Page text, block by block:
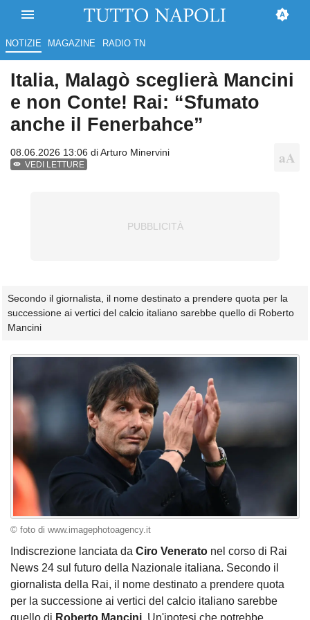
NOTIZIE MAGAZINE RADIO TN
Italia, Malagò sceglierà Mancini
e non Conte! Rai: “Sfumato
anche il Fenerbahce”
08.06.2026 13:06 diArturo Minervini
VEDI LETTURE
Secondo il giornalista, il nome destinato a prendere quota per la
successione ai vertici del calcio italiano sarebbe quello di Roberto
Mancini
© foto di www.imagephotoagency.it
Indiscrezione lanciata da Ciro Venerato nel corso di Rai
News 24 sul futuro della Nazionale italiana. Secondo il
giornalista della Rai, il nome destinato a prendere quota
per la successione ai vertici del calcio italiano sarebbe